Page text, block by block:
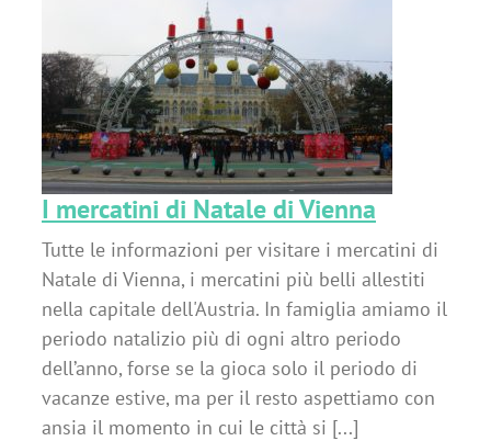
I mercatini di Natale di Vienna
Tutte le informazioni per visitare i mercatini di
Natale di Vienna, i mercatini più belli allestiti
nella capitale dell'Austria. In famiglia amiamo il
periodo natalizio più di ogni altro periodo
dell’anno, forse se la gioca solo il periodo di
vacanze estive, ma per il resto aspettiamo con
ansia il momento in cui le città si [...]